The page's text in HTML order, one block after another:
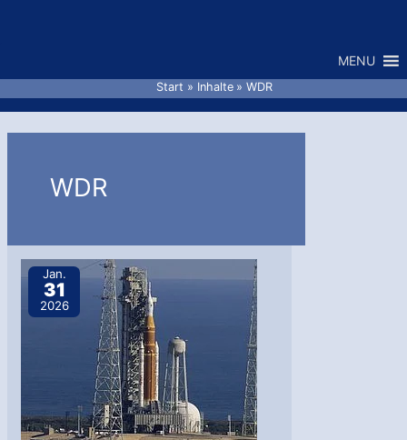
MENU
Start Inhalte WDR
WDR
Jan.
31
2026